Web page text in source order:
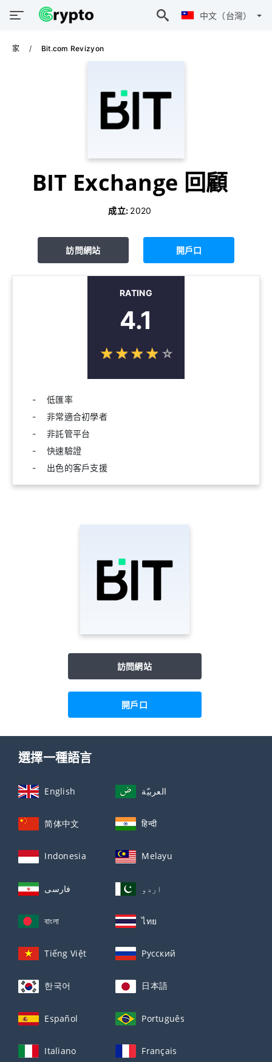
中文（台灣）
家 Bit.com Revizyon
BIT Exchange 回顧
成立: 2020
訪問網站 開戶口
RATING
4.1
☆☆☆☆ ☆
★★★★ ★
低匯率
非常適合初學者
非託管平台
快速驗證
出色的客戶支援
訪問網站
開戶口
選擇一種語言
English العربيّة
简体中文 हिन्दी
Indonesia Melayu
فارسی اردو
বাংলা ไทย
Tiếng Việt Русский
한국어 日本語
Español Português
Italiano Français